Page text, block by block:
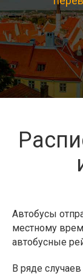
Автобусы
местному
автобусные
В ряде